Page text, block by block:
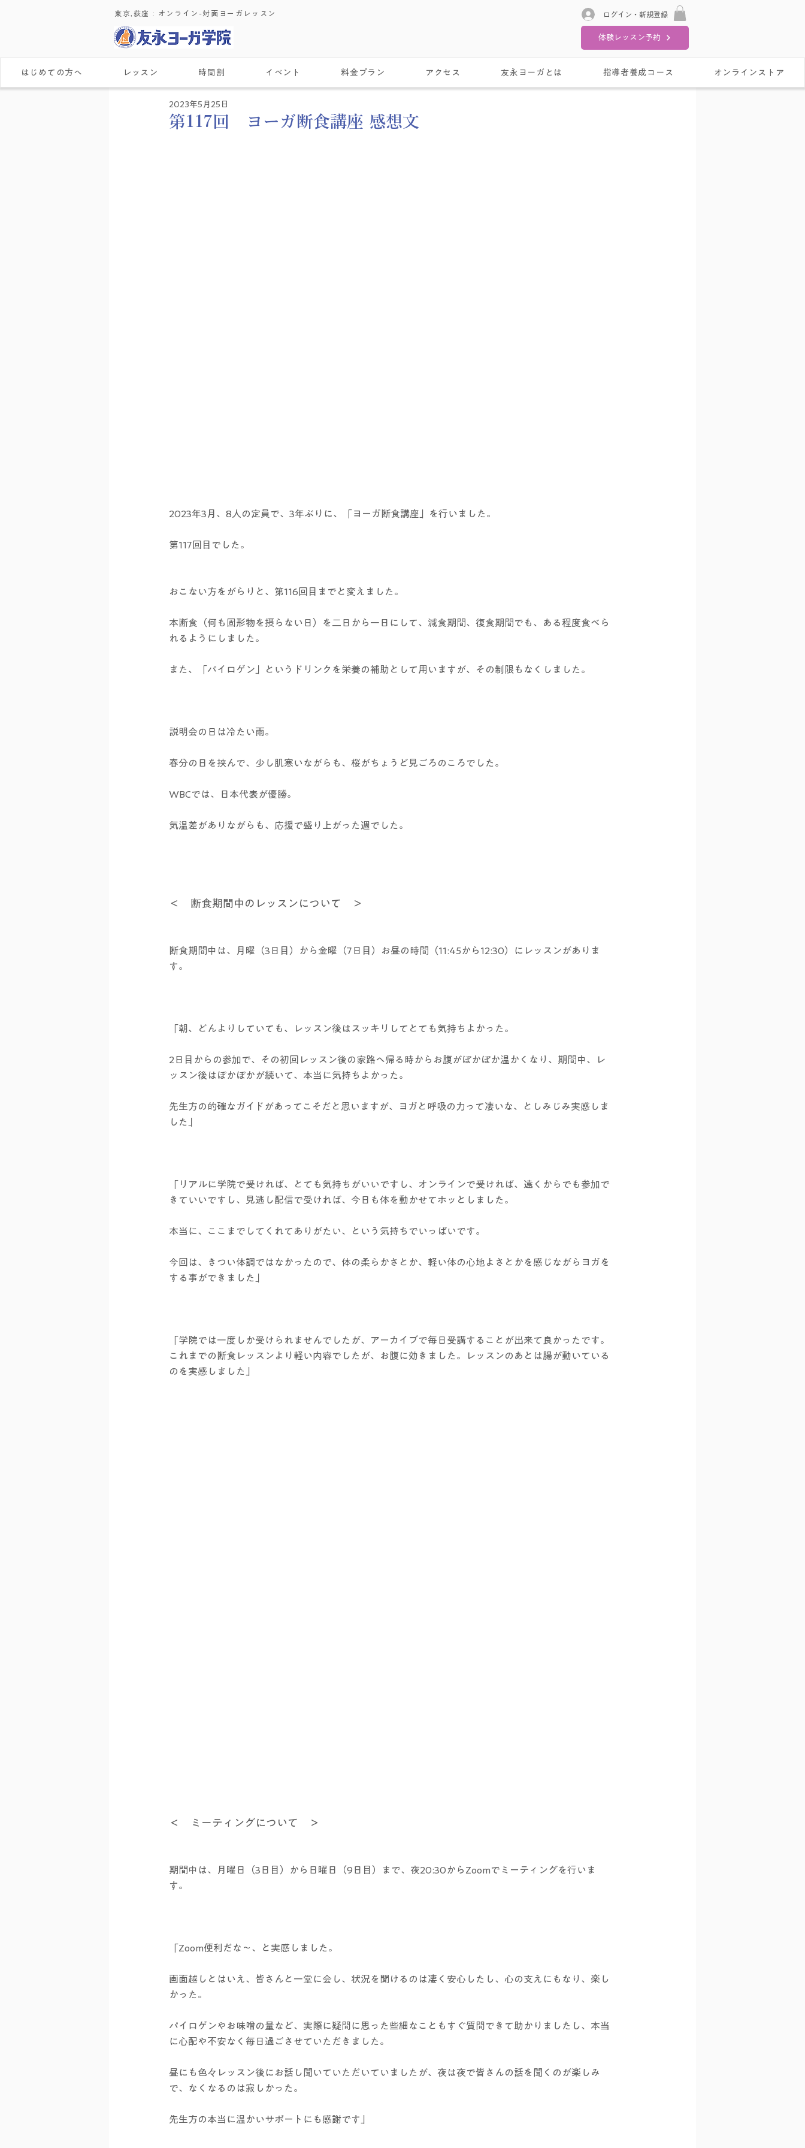
東京,荻窪 : ​オンライン-対面ヨーガレッスン ログイン・新規登録
体験レッスン予約
はじめての方へ レッスン 時間割 イベント 料金プラン アクセス 友永ヨーガとは 指導者養成コース オンラインストア
第117回 ヨーガ断食講座 感想文
2023年5月25日
2023年3月、8人の定員で、3年ぶりに、「ヨーガ断食講座」を行いました。
第117回目でした。
おこない方をがらりと、第116回目までと変えました。
本断食（何も固形物を摂らない日）を二日から一日にして、減食期間、復食期間でも、ある程度食べら
れるようにしました。
また、「パイロゲン」というドリンクを栄養の補助として用いますが、その制限もなくしました。
説明会の日は冷たい雨。
春分の日を挟んで、少し肌寒いながらも、桜がちょうど見ごろのころでした。
WBCでは、日本代表が優勝。
気温差がありながらも、応援で盛り上がった週でした。
＜　断食期間中のレッスンについて　＞
断食期間中は、月曜（3日目）から金曜（7日目）お昼の時間（11:45から12:30）にレッスンがありま
す。
「朝、どんよりしていても、レッスン後はスッキリしてとても気持ちよかった。
2日目からの参加で、その初回レッスン後の家路へ帰る時からお腹がぽかぽか温かくなり、期間中、レ
ッスン後はぽかぽかが続いて、本当に気持ちよかった。
先生方の的確なガイドがあってこそだと思いますが、ヨガと呼吸の力って凄いな、としみじみ実感しま
した」
「リアルに学院で受ければ、とても気持ちがいいですし、オンラインで受ければ、遠くからでも参加で
きていいですし、見逃し配信で受ければ、今日も体を動かせてホッとしました。
本当に、ここまでしてくれてありがたい、という気持ちでいっぱいです。
今回は、きつい体調ではなかったので、体の柔らかさとか、軽い体の心地よさとかを感じながらヨガを
する事ができました」
「学院では一度しか受けられませんでしたが、アーカイブで毎日受講することが出来て良かったです。
これまでの断食レッスンより軽い内容でしたが、お腹に効きました。レッスンのあとは腸が動いている
のを実感しました」
＜　ミーティングについて　＞
期間中は、月曜日（3日目）から日曜日（9日目）まで、夜20:30からZoomでミーティングを行いま
す。
「Zoom便利だな～、と実感しました。
画面越しとはいえ、皆さんと一堂に会し、状況を聞けるのは凄く安心したし、心の支えにもなり、楽し
かった。
パイロゲンやお味噌の量など、実際に疑問に思った些細なこともすぐ質問できて助かりましたし、本当
に心配や不安なく毎日過ごさせていただきました。
昼にも色々レッスン後にお話し聞いていただいていましたが、夜は夜で皆さんの話を聞くのが楽しみ
で、なくなるのは寂しかった。
先生方の本当に温かいサポートにも感謝です」